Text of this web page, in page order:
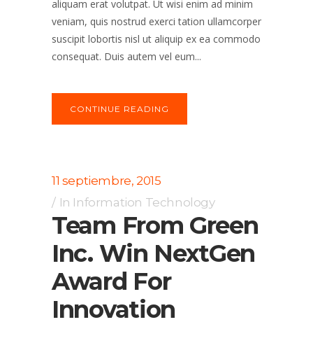
aliquam erat volutpat. Ut wisi enim ad minim
veniam, quis nostrud exerci tation ullamcorper
suscipit lobortis nisl ut aliquip ex ea commodo
consequat. Duis autem vel eum...
CONTINUE READING
11 septiembre, 2015
In Information Technology
Team From Green
Inc. Win NextGen
Award For
Innovation